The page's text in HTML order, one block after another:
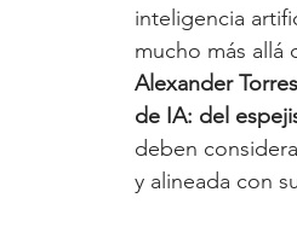
inteligencia
mucho más allá
Alexander
de IA: del
deben
y alineada con